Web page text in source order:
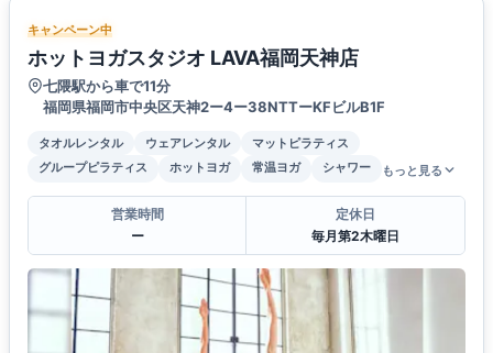
キャンペーン中
ホットヨガスタジオ LAVA福岡天神店
七隈駅から車で11分
福岡県福岡市中央区天神2ー4ー38NTTーKFビルB1F
タオルレンタル ウェアレンタル
マットピラティス
グループピラティス
ホットヨガ 常温ヨガ シャワー もっと見る
営業時間
ー
定休日
毎月第2木曜日